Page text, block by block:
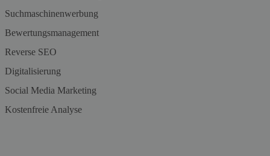
Suchmaschinenwerbung
Bewertungsmanagement
Reverse SEO
Digitalisierung
Social Media Marketing
Kostenfreie Analyse